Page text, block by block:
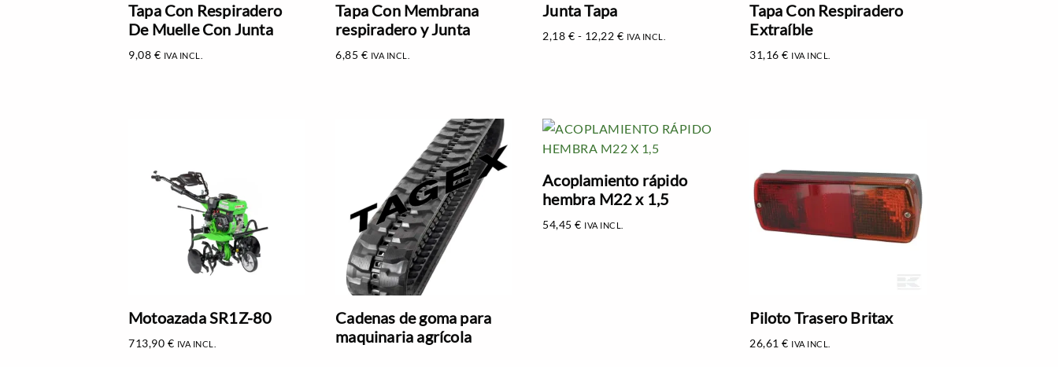
Tapa Con Respiradero
De Muelle Con Junta
9,08 € IVA INCL.
Tapa Con Membrana
respiradero y Junta
6,85 € IVA INCL.
Junta Tapa
2,18 € - 12,22 € IVA INCL.
Tapa Con Respiradero
Extraíble
31,16€ IVA INCL.
Motoazada SR1Z-80
713,90 € IVA INCL.
Cadenas de goma para
maquinaria agrícola
Acoplamiento rápido
hembra M22 x 1,5
54,45€ IVA INCL.
Piloto Trasero Britax
26,61€ IVA INCL.